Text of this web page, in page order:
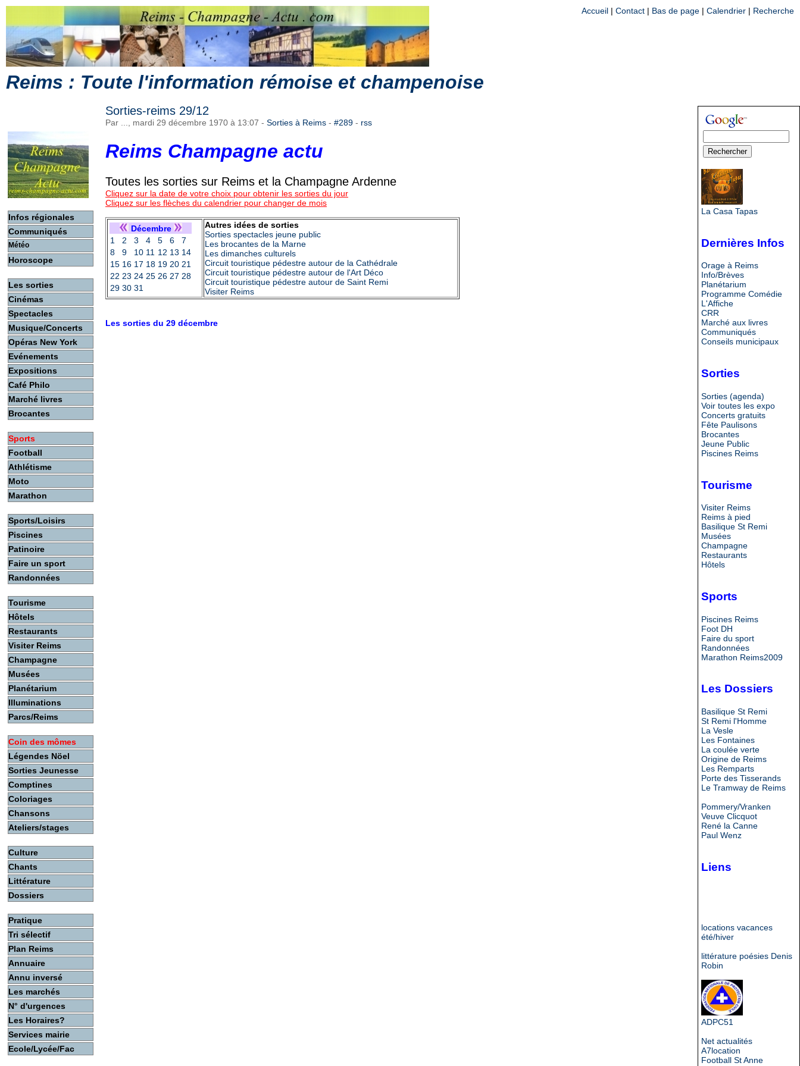
Reims : Toute l'information rémoise et champenoise
Accueil | Contact | Bas de page | Calendrier | Recherche
Infos régionales
Communiqués
Météo
Horoscope
Les sorties
Cinémas
Spectacles
Musique/Concerts
Opéras New York
Evénements
Expositions
Café Philo
Marché livres
Brocantes
Sports
Football
Athlétisme
Moto
Marathon
Sports/Loisirs
Piscines
Patinoire
Faire un sport
Randonnées
Tourisme
Hôtels
Restaurants
Visiter Reims
Champagne
Musées
Planétarium
Illuminations
Parcs/Reims
Coin des mômes
Légendes Nöel
Sorties Jeunesse
Comptines
Coloriages
Chansons
Ateliers/stages
Culture
Chants
Littérature
Dossiers
Pratique
Tri sélectif
Plan Reims
Annuaire
Annu inversé
Les marchés
N° d'urgences
Les Horaires?
Services mairie
Ecole/Lycée/Fac
Sorties-reims 29/12
Par ..., mardi 29 décembre 1970 à 13:07 - Sorties à Reims - #289 - rss
Reims Champagne actu
Toutes les sorties sur Reims et la Champagne Ardenne
Cliquez sur la date de votre choix pour obtenir les sorties du jour
Cliquez sur les flèches du calendrier pour changer de mois
Décembre
1
2 3 4 5 6
7
8
9 10 11 12 13 14
15 16 17 18 19 20 21
22 23 24 25 26 27 28
29 30 31
Autres idées de sorties
Sorties spectacles jeune public
Les brocantes de la Marne
Les dimanches culturels
Circuit touristique pédestre autour de la Cathédrale
Circuit touristique pédestre autour de l'Art Déco
Circuit touristique pédestre autour de Saint Remi
Visiter Reims
Les sorties du 29 décembre
La Casa Tapas
Dernières Infos
Orage à Reims
Info/Brèves
Planétarium
Programme Comédie
L'Affiche
CRR
Marché aux livres
Communiqués
Conseils municipaux
Sorties
Sorties (agenda)
Voir toutes les expo
Concerts gratuits
Fête Paulisons
Brocantes
Jeune Public
Piscines Reims
Tourisme
Visiter Reims
Reims à pied
Basilique St Remi
Musées
Champagne
Restaurants
Hôtels
Sports
Piscines Reims
Foot DH
Faire du sport
Randonnées
Marathon Reims2009
Les Dossiers
Basilique St Remi
St Remi l'Homme
La Vesle
Les Fontaines
La coulée verte
Origine de Reims
Les Remparts
Porte des Tisserands
Le Tramway de Reims
Pommery/Vranken
Veuve Clicquot
René la Canne
Paul Wenz
Liens
locations vacances
été/hiver
littérature poésies Denis
Robin
ADPC51
Net actualités
A7location
Football St Anne